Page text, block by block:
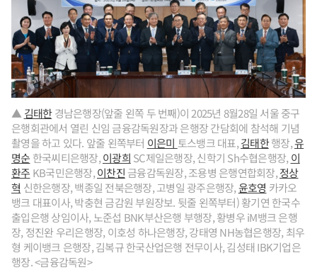
▲ 김태한경남은행장(앞줄 왼쪽 두 번째)이 2025년 8월28일 서울 중구
은행회관에서 열린 신임 금융감독원장과 은행장 간담회에 참석해 기념
촬영을 하고 있다. 앞줄 왼쪽부터 이은미 토스뱅크 대표,김태한행장,유
명순 한국씨티은행장,이광희 SC제일은행장, 신학기 Sh수협은행장, 이
환주 KB국민은행장,이찬진 금융감독원장, 조용병 은행연합회장,정상
혁 신한은행장, 백종일 전북은행장, 고병일 광주은행장,윤호영 카카오
뱅크 대표이사, 박충현 금감원 부원장보. 뒷줄 왼쪽부터) 황기연 한국수
출입은행 상임이사, 노준섭 BNK부산은행 부행장, 황병우 iM뱅크 은행
장, 정진완 우리은행장, 이호성 하나은행장, 강태영 NH농협은행장, 최우
형 케이뱅크 은행장, 김복규 한국산업은행 전무이사, 김성태 IBK기업은
행장. <금융감독원>